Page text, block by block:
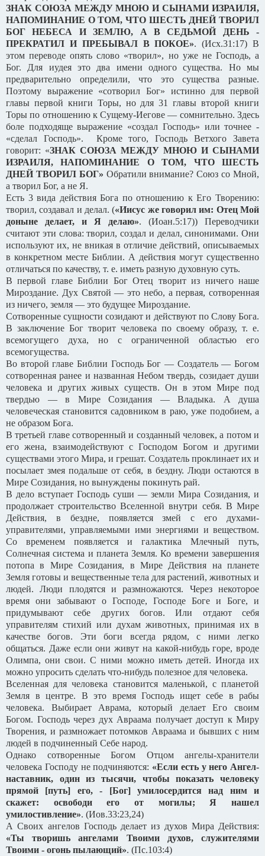
ЗНАК СОЮЗА МЕЖДУ МНОЮ И СЫНАМИ ИЗРАИЛЯ,
НАПОМИНАНИЕ О ТОМ, ЧТО ШЕСТЬ ДНЕЙ ТВОРИЛ
БОГ НЕБЕСА И ЗЕМЛЮ, А В СЕДЬМОЙ ДЕНЬ -
ПРЕКРАТИЛ И ПРЕБЫВАЛ В ПОКОЕ». (Исх.31:17) В
этом переводе опять слово «творил», но уже не Господь, а
Бог. Для иудея это два имени одного существа. Но мы
предварительно определили, что это существа разные.
Поэтому выражение «сотворил Бог» истинно для первой
главы первой книги Торы, но для 31 главы второй книги
Торы по отношению к Сущему-Иегове — сомнительно. Здесь
боле подходяще выражение «создал Господь» или точнее -
«сделал Господь». Кроме того, Господь Ветхого Завета
говорит: «ЗНАК СОЮЗА МЕЖДУ МНОЮ И СЫНАМИ
ИЗРАИЛЯ, НАПОМИНАНИЕ О ТОМ, ЧТО ШЕСТЬ
ДНЕЙ ТВОРИЛ БОГ» Обратили внимание? Союз со Мной,
а творил Бог, а не Я.
Есть 3 вида действия Бога по отношению к Его Творению:
творил, создавал и делал. («Иисус же говорил им: Отец Мой
доныне делает, и Я делаю». (Иоан.5:17)) Переводчики
считают эти слова: творил, создал и делал, синонимами. Они
используют их, не вникая в отличие действий, описываемых
в конкретном месте Библии. А действия могут существенно
отличаться по качеству, т. е. иметь разную духовную суть.
В первой главе Библии Бог Отец творит из ничего наше
Мироздание. Дух Святой — это небо, а первая, сотворенная
из ничего, земля — это будущее Мироздание.
Сотворенные сущности созидают и действуют по Слову Бога.
В заключение Бог творит человека по своему образу, т. е.
всемогущего духа, но с ограниченной областью его
всемогущества.
Во второй главе Библии Господь Бог — Создатель — Богом
сотворенная ранее и названная Небом твердь, созидает души
человека и других живых существ. Он в этом Мире под
твердью — в Мире Созидания — Владыка. А душа
человеческая становится садовником в раю, уже подобием, а
не образом Бога.
В третьей главе сотворенный и созданный человек, а потом и
его жена, взаимодействуют с Господом Богом и другими
существами этого Мира, и грешат. Создатель проклинает их и
посылает змея подальше от себя, в бездну. Люди остаются в
Мире Созидания, но вынуждены покинуть рай.
В дело вступает Господь суши — земли Мира Созидания, и
продолжает строительство Вселенной внутри себя. В Мире
Действия, в бездне, появляется змей с его духами-
управителями, управляемыми ими энергиями и веществом.
Со временем появляется и галактика Млечный путь,
Солнечная система и планета Земля. Ко времени завершения
потопа в Мире Созидания, в Мире Действия на планете
Земля готовы и вещественные тела для растений, животных и
людей. Люди плодятся и размножаются. Через некоторое
время они забывают о Господе, Господе Боге и Боге, и
придумывают себе других богов. Или отдают себя
управителям стихий или духам животных, принимая их в
качестве богов. Эти боги всегда рядом, с ними легко
общаться. Даже если они живут на какой-нибудь горе, вроде
Олимпа, они свои. С ними можно иметь детей. Иногда их
можно упросить сделать что-нибудь полезное для человека.
Вселенная для человека становится маленькой, с планетой
Земля в центре. В это время Господь ищет себе в рабы
человека. Выбирает Аврама, который делает Его своим
Богом. Господь через дух Авраама получает доступ к Миру
Творения, и размножает потомков Авраама и бывших с ним
людей в подчиненный Себе народ.
Однако сотворенные Богом Отцом ангелы-хранители
человека Господу не подчиняются: «Если есть у него Ангел-
наставник, один из тысячи, чтобы показать человеку
прямой [путь] его, - [Бог] умилосердится над ним и
скажет: освободи его от могилы; Я нашел
умилостивление». (Иов.33:23,24)
А Своих ангелов Господь делает из духов Мира Действия:
«Ты творишь ангелами Твоими духов, служителями
Твоими - огонь пылающий». (Пс.103:4)